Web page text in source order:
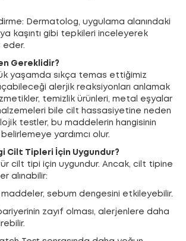
Dermatolog, uygulama alanındaki
kaşıntı gibi tepkileri inceleyerek
eder.
Gereklidir?
yaşamda sıkça temas ettiğimiz
alerjik reaksiyonları anlamak
temizlik ürünleri, metal eşyalar
bile cilt hassasiyetine neden
testler, bu maddelerin hangisinin
belirlemeye yardımcı olur.
Cilt Tipleri İçin Uygundur?
cilt tipi için uygundur. Ancak, cilt tipine
alınabilir:
maddeler, sebum dengesini etkileyebilir.
zayıf olması, alerjenlere daha